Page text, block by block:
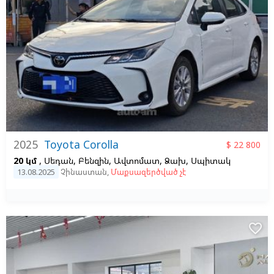
2025 Toyota Corolla
$ 22 800
20 կմ , Սեդան, Բենզին, Ավտոմատ, Ձախ, Սպիտակ
13.08.2025 Չինաստան, Մաքսազերծված չէ
favorite_border